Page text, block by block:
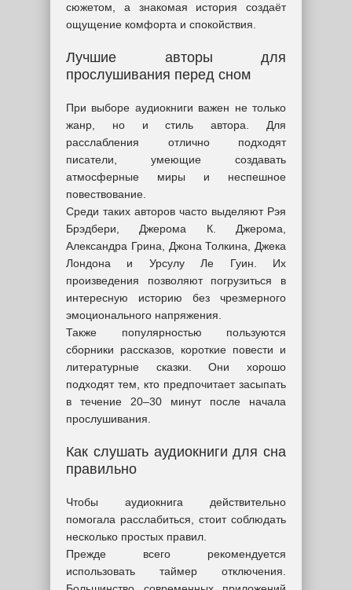
сюжетом, а знакомая история создаёт
ощущение комфорта и спокойствия.
Лучшие авторы для
прослушивания перед сном
При выборе аудиокниги важен не только
жанр, но и стиль автора. Для
расслабления отлично подходят
писатели, умеющие создавать
атмосферные миры и неспешное
повествование.
Среди таких авторов часто выделяют Рэя
Брэдбери, Джерома К. Джерома,
Александра Грина, Джона Толкина, Джека
Лондона и Урсулу Ле Гуин. Их
произведения позволяют погрузиться в
интересную историю без чрезмерного
эмоционального напряжения.
Также популярностью пользуются
сборники рассказов, короткие повести и
литературные сказки. Они хорошо
подходят тем, кто предпочитает засыпать
в течение 20–30 минут после начала
прослушивания.
Как слушать аудиокниги для сна
правильно
Чтобы аудиокнига действительно
помогала расслабиться, стоит соблюдать
несколько простых правил.
Прежде всего рекомендуется
использовать таймер отключения.